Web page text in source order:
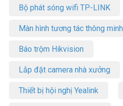
Bộ phát sóng wifi TP-LINK
Màn hình tương tác thông minh
Báo trộm Hikvision
Lắp đặt camera nhà xưởng
Thiết bị hội nghị Yealink